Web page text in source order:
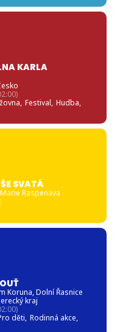
KARLA
Festival, Hudba,
SVATÁ
Raspenava
Koruna, Dolní Řasnice
kraj
děti, Rodinná akce,